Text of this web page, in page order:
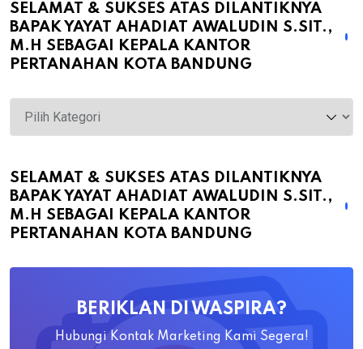
SELAMAT & SUKSES ATAS DILANTIKNYA
BAPAK YAYAT AHADIAT AWALUDIN S.SIT.,
M.H SEBAGAI KEPALA KANTOR
PERTANAHAN KOTA BANDUNG
Selamat
&
atas
Dilantiknya
Bapak
Ahadiat
SELAMAT & SUKSES ATAS DILANTIKNYA
BAPAK YAYAT AHADIAT AWALUDIN S.SIT.,
M.H SEBAGAI KEPALA KANTOR
PERTANAHAN KOTA BANDUNG
BERIKLAN DI WASPIRA?
Hubungi Kontak Marketing Kami Segera!